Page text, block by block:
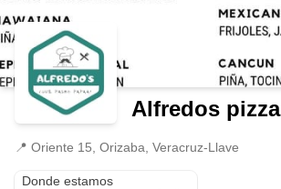
Alfredos pizza
📍 Oriente 15, Orizaba, Veracruz-Llave
Donde estamos